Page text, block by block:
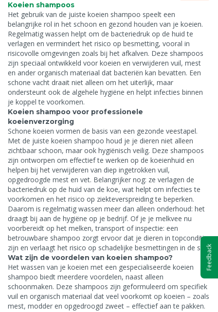
Koeien shampoos
Het gebruik van de juiste koeien shampoo speelt een
belangrijke rol in het schoon en gezond houden van je koeien.
Regelmatig wassen helpt om de bacteriedruk op de huid te
verlagen en vermindert het risico op besmetting, vooral in
risicovolle omgevingen zoals bij het afkalven. Deze shampoos
zijn speciaal ontwikkeld voor koeien en verwijderen vuil, mest
en ander organisch materiaal dat bacteriën kan bevatten. Een
schone vacht draait niet alleen om het uiterlijk, maar
ondersteunt ook de algehele hygiëne en helpt infecties binnen
je koppel te voorkomen.
Koeien shampoo voor professionele
koeienverzorging
Schone koeien vormen de basis van een gezonde veestapel.
Met de juiste koeien shampoo houd je je dieren niet alleen
zichtbaar schoon, maar ook hygiënisch veilig. Deze shampoos
zijn ontworpen om effectief te werken op de koeienhuid en
helpen bij het verwijderen van diep ingetrokken vuil,
opgedroogde mest en vet. Belangrijker nog: ze verlagen de
bacteriedruk op de huid van de koe, wat helpt om infecties te
voorkomen en het risico op ziekteverspreiding te beperken.
Daarom is regelmatig wassen meer dan alleen onderhoud: het
draagt bij aan de hygiëne op je bedrijf. Of je je melkvee nu
voorbereidt op het melken, transport of inspectie: een
betrouwbare shampoo zorgt ervoor dat je dieren in topconditie
zijn en verlaagt het risico op schadelijke besmettingen in de stal.
Wat zijn de voordelen van koeien shampoo?
Het wassen van je koeien met een gespecialiseerde koeien
shampoo biedt meerdere voordelen, naast alleen
schoonmaken. Deze shampoos zijn geformuleerd om specifiek
vuil en organisch materiaal dat veel voorkomt op koeien – zoals
mest, modder en opgedroogd zweet – effectief aan te pakken.
Feedback